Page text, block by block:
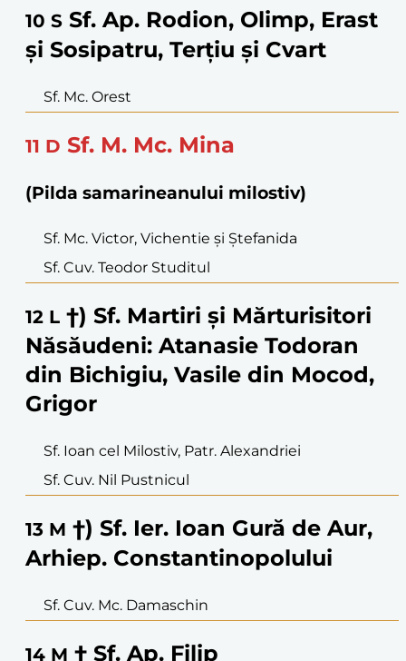
10 S Sf. Ap. Rodion, Olimp, Erast
şi Sosipatru, Terţiu şi Cvart
Sf. Mc. Orest
11 D Sf. M. Mc. Mina
(Pilda samarineanului milostiv)
Sf. Mc. Victor, Vichentie şi Ştefanida
Sf. Cuv. Teodor Studitul
12 L †) Sf. Martiri şi Mărturisitori
Năsăudeni: Atanasie Todoran
din Bichigiu, Vasile din Mocod,
Grigor
Sf. Ioan cel Milostiv, Patr. Alexandriei
Sf. Cuv. Nil Pustnicul
13 M †) Sf. Ier. Ioan Gură de Aur,
Arhiep. Constantinopolului
Sf. Cuv. Mc. Damaschin
14 M † Sf. Ap. Filip